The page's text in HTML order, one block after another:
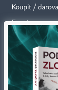
Koupit /
Eventy
Newslettery
RSS kanály